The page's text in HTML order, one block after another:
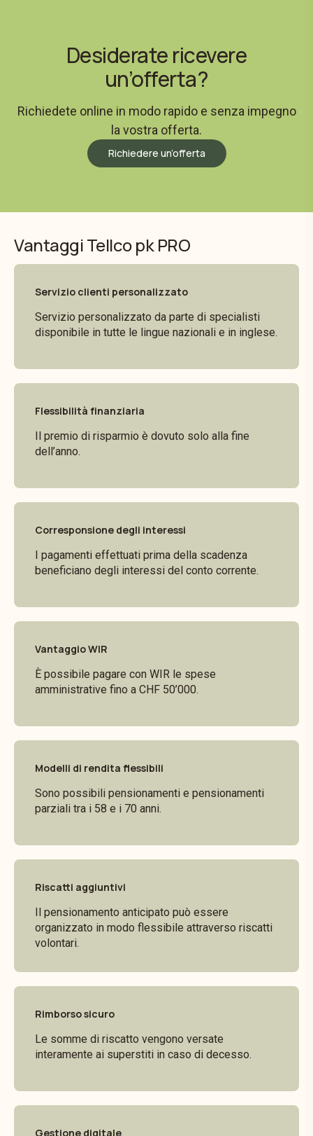
Desiderate ricevere
un’offerta?
Richiedete online in modo rapido e senza impegno
la vostra offerta.
Richiedere un’offerta
Vantaggi Tellco pk PRO
Servizio clienti personalizzato
Servizio personalizzato da parte di specialisti
disponibile in tutte le lingue nazionali e in inglese.
Flessibilità finanziaria
Il premio di risparmio è dovuto solo alla fine
dell’anno.
Corresponsione degli interessi
I pagamenti effettuati prima della scadenza
beneficiano degli interessi del conto corrente.
Vantaggio WIR
È possibile pagare con WIR le spese
amministrative fino a CHF 50’000.
Modelli di rendita flessibili
Sono possibili pensionamenti e pensionamenti
parziali tra i 58 e i 70 anni.
Riscatti aggiuntivi
Il pensionamento anticipato può essere
organizzato in modo flessibile attraverso riscatti
volontari.
Rimborso sicuro
Le somme di riscatto vengono versate
interamente ai superstiti in caso di decesso.
Gestione digitale